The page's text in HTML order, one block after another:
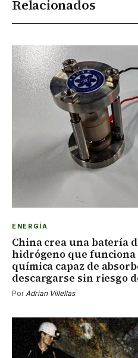
Relacionados
ENERGÍA
China crea una batería
hidrógeno que funciona
química capaz de
descargarse sin riesgo
Por Adrian Villellas